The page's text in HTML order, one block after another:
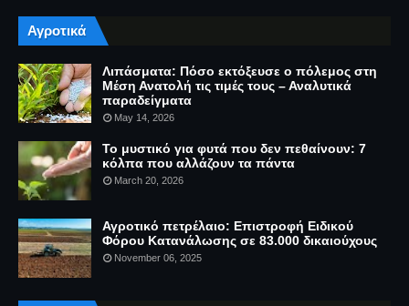
Αγροτικά
Λιπάσματα: Πόσο εκτόξευσε ο πόλεμος στη
Μέση Ανατολή τις τιμές τους – Αναλυτικά
παραδείγματα
May 14, 2026
Το μυστικό για φυτά που δεν πεθαίνουν: 7
κόλπα που αλλάζουν τα πάντα
March 20, 2026
Αγροτικό πετρέλαιο: Επιστροφή Ειδικού
Φόρου Κατανάλωσης σε 83.000 δικαιούχους
November 06, 2025